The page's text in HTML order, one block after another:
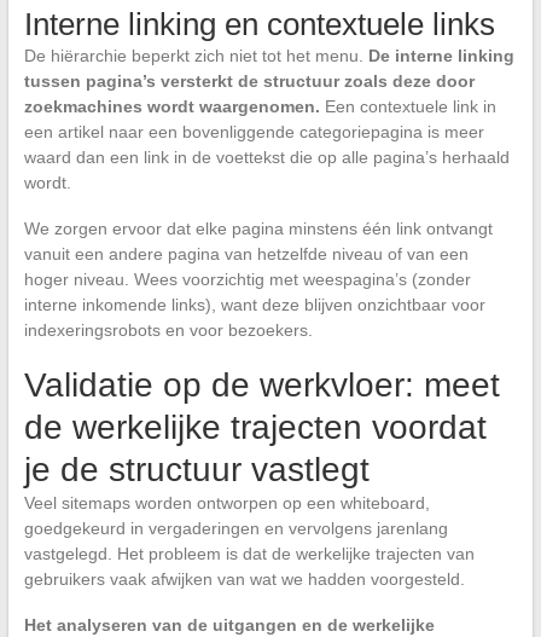
Interne linking en contextuele links
De hiërarchie beperkt zich niet tot het menu. De interne linking
tussen pagina’s versterkt de structuur zoals deze door
zoekmachines wordt waargenomen. Een contextuele link in
een artikel naar een bovenliggende categoriepagina is meer
waard dan een link in de voettekst die op alle pagina’s herhaald
wordt.
We zorgen ervoor dat elke pagina minstens één link ontvangt
vanuit een andere pagina van hetzelfde niveau of van een
hoger niveau. Wees voorzichtig met weespagina’s (zonder
interne inkomende links), want deze blijven onzichtbaar voor
indexeringsrobots en voor bezoekers.
Validatie op de werkvloer: meet
de werkelijke trajecten voordat
je de structuur vastlegt
Veel sitemaps worden ontworpen op een whiteboard,
goedgekeurd in vergaderingen en vervolgens jarenlang
vastgelegd. Het probleem is dat de werkelijke trajecten van
gebruikers vaak afwijken van wat we hadden voorgesteld.
Het analyseren van de uitgangen en de werkelijke